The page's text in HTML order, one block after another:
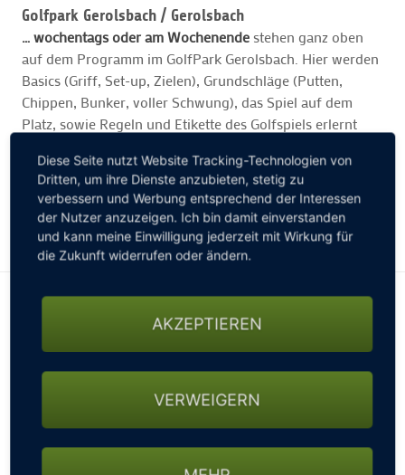
Golfpark Gerolsbach / Gerolsbach
… wochentags oder am Wochenende stehen ganz oben
auf dem Programm im GolfPark Gerolsbach. Hier werden
Basics (Griff, Set-up, Zielen), Grundschläge (Putten,
Chippen, Bunker, voller Schwung), das Spiel auf dem
Platz, sowie Regeln und Etikette des Golfspiels erlernt
WEITERE INFORMATIONEN ZUM ANGEBOT
ZUM GOLFCLUB
Diese Seite nutzt Website Tracking-Technologien von
Dritten, um ihre Dienste anzubieten, stetig zu
verbessern und Werbung entsprechend der Interessen
der Nutzer anzuzeigen. Ich bin damit einverstanden
und kann meine Einwilligung jederzeit mit Wirkung für
die Zukunft widerrufen oder ändern.
AKZEPTIEREN
VERWEIGERN